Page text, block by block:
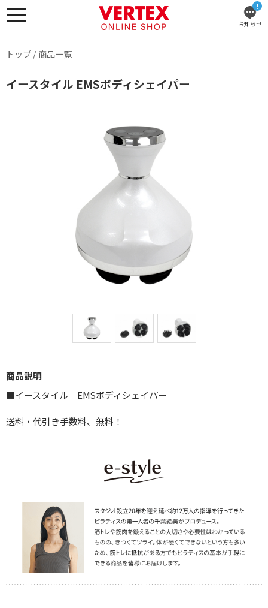
!
お知らせ
トップ / 商品一覧
イースタイル EMSボディシェイパー
商品説明
■イースタイル EMSボディシェイパー
送料・代引き手数料、無料！